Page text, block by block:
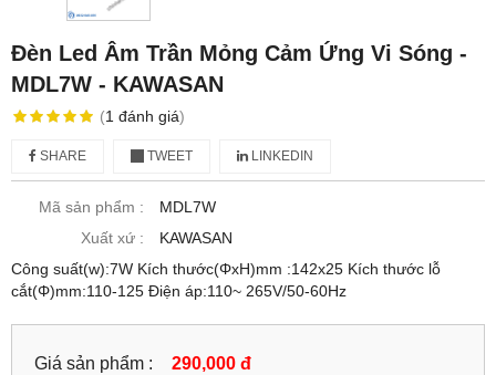
Đèn Led Âm Trần Mỏng Cảm Ứng Vi Sóng -
MDL7W - KAWASAN
(1 đánh giá)
SHARE TWEET LINKEDIN
Mã sản phẩm :
MDL7W
Xuất xứ :
KAWASAN
Công suất(w):7W Kích thước(ΦxH)mm :142x25 Kích thước lỗ
cắt(Φ)mm:110-125 Điện áp:110~ 265V/50-60Hz
Giá sản phẩm : 290,000 đ